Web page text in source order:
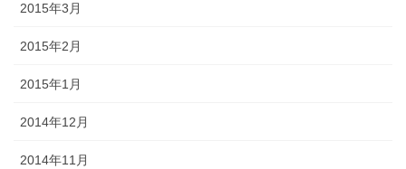
2015年3月
2015年2月
2015年1月
2014年12月
2014年11月